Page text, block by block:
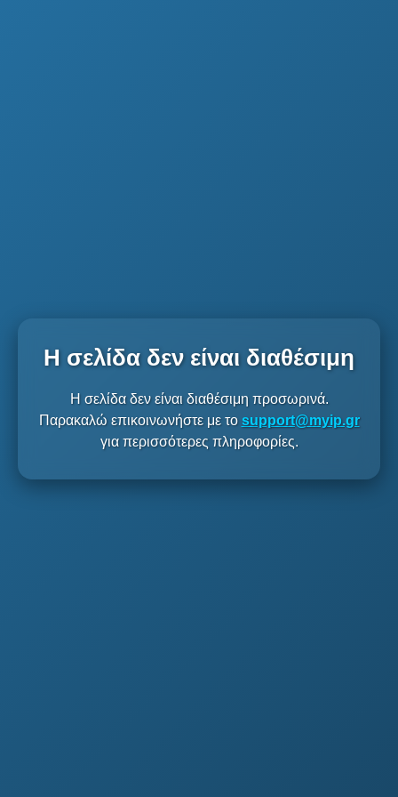
Η σελίδα δεν είναι διαθέσιμη
Η σελίδα δεν είναι διαθέσιμη προσωρινά.
Παρακαλώ επικοινωνήστε με το support@myip.gr
για περισσότερες πληροφορίες.